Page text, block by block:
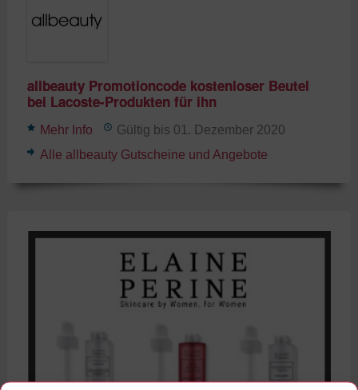
allbeauty Promotioncode kostenloser Beutel
bei Lacoste-Produkten für ihn
Mehr Info
Gültig bis 01. Dezember 2020
Alle allbeauty Gutscheine und Angebote